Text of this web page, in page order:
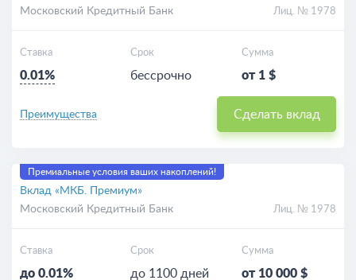
Московский Кредитный Банк
Лиц. № 1978
Ставка
0.01%
Срок
бессрочно
Сумма
от 1 $
Преимущества Сделать вклад
Премиальные условия ваших накоплений!
Вклад «МКБ. Премиум»
Московский Кредитный Банк
Лиц. № 1978
Ставка
до 0.01%
Срок
до 1100 дней
Сумма
от 10 000 $